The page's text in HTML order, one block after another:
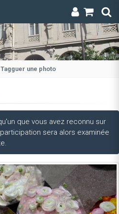
Tagguer une photo
que vous avez reconnu sur
sera alors examinée